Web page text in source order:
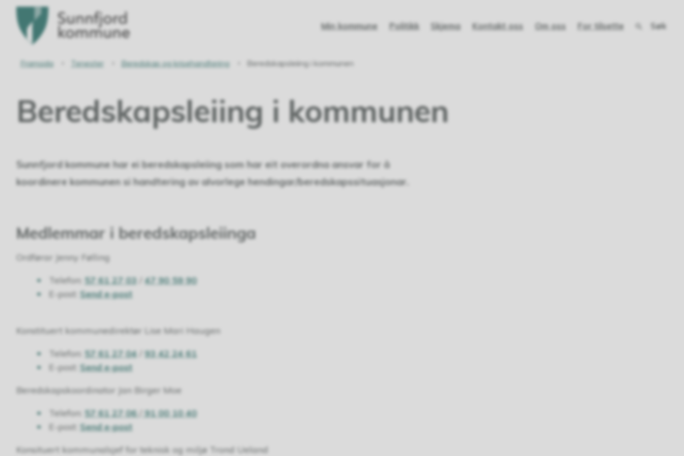
Sunnfjord
kommune
Min kommune Politikk Skjema Kontakt oss Om oss For tilsette Søk
Du
her:
Framsida Tenester Beredskap og krisehandtering Beredskapsleiing i kommunen
Beredskapsleiing i kommunen
Sunnfjord kommune har ei beredskapsleiing som har eit overordna ansvar for å
koordinere kommunen si handtering av alvorlege hendingar/beredskapssituasjonar.
Medlemmar i beredskapsleiinga
Ordførar Jenny Følling
Telefon: 57 61 27 03 /47 90 59 90
E-post: Send e-post
Konstituert kommunedirektør Lise Mari Haugen
Telefon: 57 61 27 04/ 93 42 24 61
E-post: Send e-post
Beredskapskoordinator Jan Birger Moe
Telefon: 57 61 27 06 91 00 10 40
E-post: Send e-post
Konsituert kommunalsjef for teknisk og miljø Trond Ueland